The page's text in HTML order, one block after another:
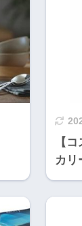
【
カリ